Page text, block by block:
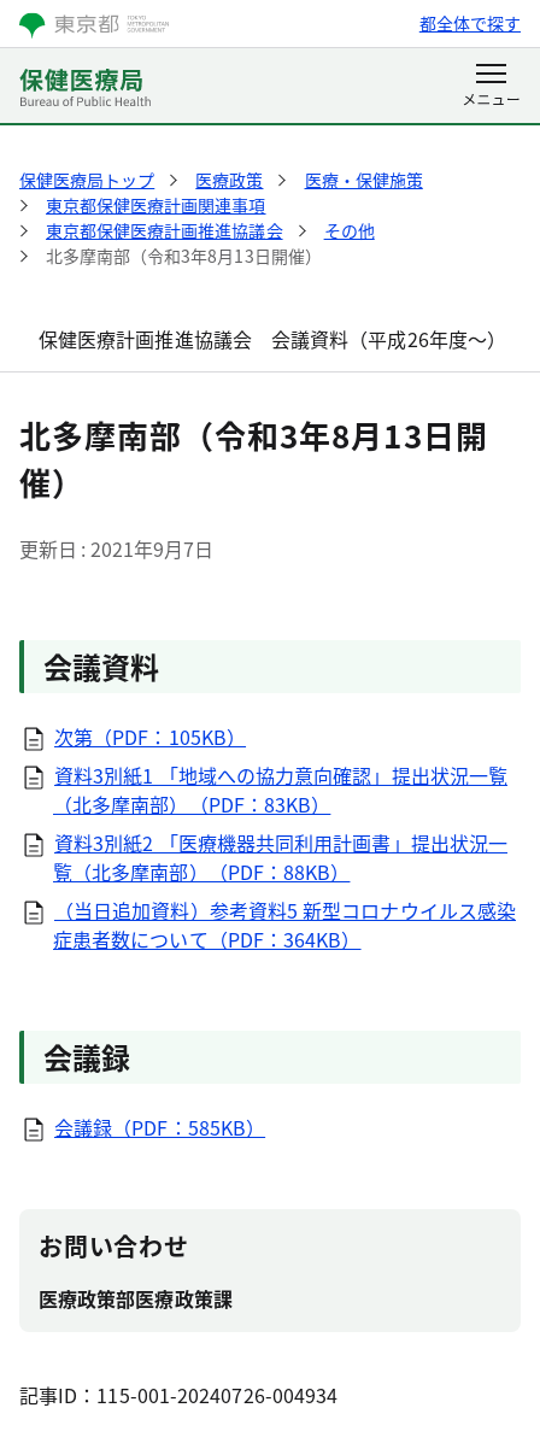
都全体で探す
保健医療局トップ 医療政策
医療・保健施策
東京都保健医療計画関連事項
東京都保健医療計画推進協議会
その他
北多摩南部（令和3年8月13日開催）
保健医療計画推進協議会 会議資料（平成26年度～）
北多摩南部（令和3年8月13日開
催）
更新日 2021年9月7日
会議資料
次第（PDF：105KB）
資料3別紙1 「地域への協力意向確認」提出状況一覧
（北多摩南部）（PDF：83KB）
資料3別紙2 「医療機器共同利用計画書」提出状況一
覧（北多摩南部）（PDF：88KB）
（当日追加資料）参考資料5 新型コロナウイルス感染
症患者数について（PDF：364KB）
会議録
会議録（PDF：585KB）
お問い合わせ
医療政策部医療政策課
記事ID：115-001-20240726-004934